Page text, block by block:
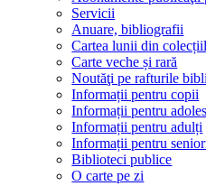
Servicii
Anuare, bibliografii
Cartea lunii din
Carte veche și rară
Noutăţi pe rafturile
Informații pentru copii
Informații pentru
Informații pentru adulți
Informații pentru
Biblioteci publice
O carte pe zi